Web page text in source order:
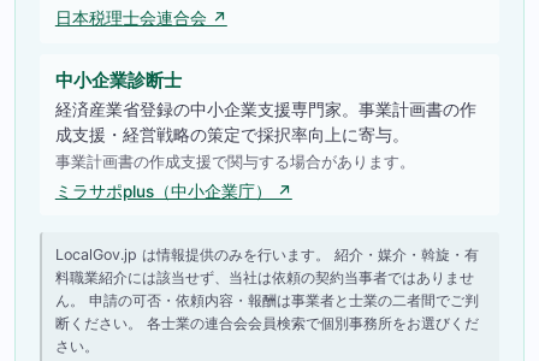
日本税理士会連合会 ↗
中小企業診断士
経済産業省登録の中小企業支援専門家。事業計画書の作
成支援・経営戦略の策定で採択率向上に寄与。
事業計画書の作成支援で関与する場合があります。
ミラサポplus（中小企業庁） ↗
LocalGov.jp は情報提供のみを行います。 紹介・媒介・斡旋・有
料職業紹介には該当せず、当社は依頼の契約当事者ではありませ
ん。 申請の可否・依頼内容・報酬は事業者と士業の二者間でご判
断ください。 各士業の連合会会員検索で個別事務所をお選びくだ
さい。